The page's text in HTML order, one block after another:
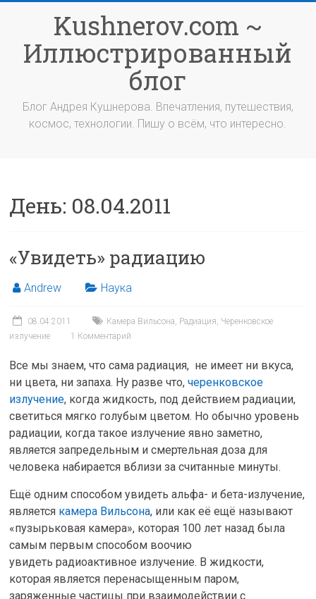
содержимомуKushnerov.com ~
Иллюстрированный
блог
Блог Андрея Кушнерова. Впечатления, путешествия,
космос, технологии. Пишу о всём, что интересно.
День: 08.04.2011
«Увидеть» радиацию
Andrew Наука
08.04.2011 Камера Вильсона, Радиация, Черенковское
излучение
1 Комментарий
Все мы знаем, что сама радиация, не имеет ни вкуса,
ни цвета, ни запаха. Ну разве что,черенковское
излучение, когда жидкость, под действием радиации,
светиться мягко голубым цветом. Но обычно уровень
радиации, когда такое излучение явно заметно,
является запредельным и смертельная доза для
человека набирается вблизи за считанные минуты.
Ещё одним способом увидеть альфа- и бета-излучение,
является камера Вильсона, или как её ещё называют
«пузырьковая камера», которая 100 лет назад была
самым первым способом воочию
увидеть радиоактивное излучение. В жидкости,
которая является перенасыщенным паром,
заряженные частицы при взаимодействии с